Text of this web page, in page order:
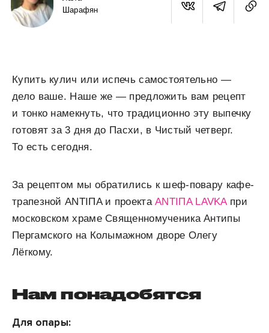
Шарафян
Купить кулич или испечь самостоятельно —
дело ваше. Наше же — предложить вам рецепт
и тонко намекнуть, что традиционно эту выпечку
готовят за 3 дня до Пасхи, в Чистый четверг.
То есть сегодня.
За рецептом мы обратились к шеф-повару кафе-
трапезной ANTIПA и проектаANTIПA LAVKAпри
московском храме Священномученика Антипы
Пергамского на Колымажном дворе Олегу
Лёгкому.
Нам понадобятся
Для опары: